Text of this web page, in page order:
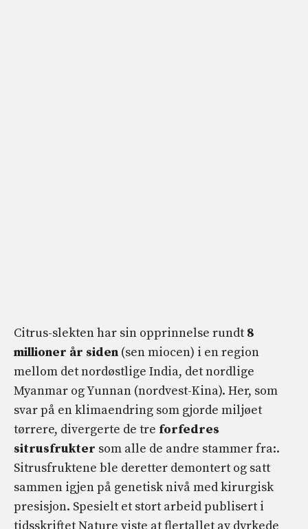
Citrus-slekten har sin opprinnelse rundt 8
millioner år siden (sen miocen) i en region
mellom det nordøstlige India, det nordlige
Myanmar og Yunnan (nordvest-Kina). Her, som
svar på en klimaendring som gjorde miljøet
tørrere, divergerte de tre forfedres
sitrusfrukter som alle de andre stammer fra:.
Sitrusfruktene ble deretter demontert og satt
sammen igjen på genetisk nivå med kirurgisk
presisjon. Spesielt et stort arbeid publisert i